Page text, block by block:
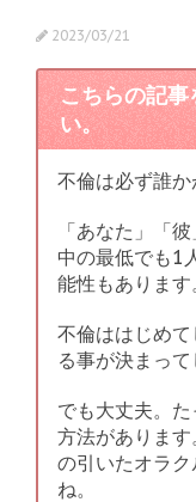
2023/03/21
こちらの記
い。
不倫は必ず誰か
「あなた」「
中の最低でも1
能性もあります
不倫ははじめ
る事が決まって
でも大丈夫。
方法がありま
の引いたオラ
ね。